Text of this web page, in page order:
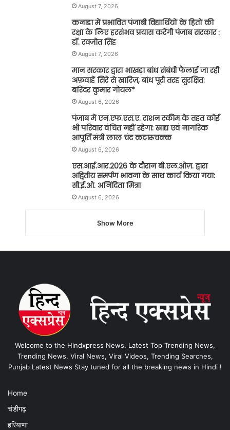
August 7, 2026
कनाडा में प्रभावित पंजाबी विद्यार्थियों के हितों की
रक्षा के लिए हरसंभव प्रयास करेगी पंजाब सरकार :
डॉ. रवजोत सिंह
August 7, 2026
मान सरकार द्वारा भाखड़ा बांध संबंधी फैलाई जा रही
अफ़वाहें सिरे से खारिज़, बांध पूरी तरह सुरक्षित:
बरिंदर कुमार गोयल*
August 6, 2026
पंजाब में एन.एफ.एस.ए. राशन स्कीम के तहत कोई
भी परिवार वंचित नहीं रहेगा: खाद्य एवं नागरिक
आपूर्ति मंत्री लाल चंद कटारूचक्क
August 6, 2026
एस.आई.आर.2026 के दौरान बी.एल.ओज़. द्वारा
अद्वितीय समर्पण भावना के साथ कार्य किया गया:
सी.ई.ओ. अनिंदिता मित्रा
August 6, 2026
Show More
Welcome to the Hindxpress News. Latest Top Trending News,
Trending News, Viral News, Viral Videos, Trending Searches,
Punjab Latest News Stay tuned for all the breaking news in Hindi !
Home
चंडीगढ़
हरियाणा